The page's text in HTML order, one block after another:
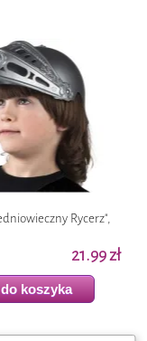
Rycerz",
21.99 zł
do koszyka